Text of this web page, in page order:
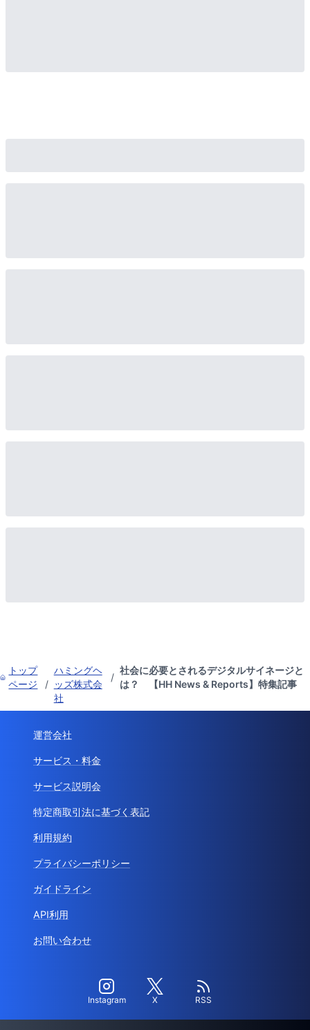
トップ
ページ
/
ハミングヘ
ッズ株式会
社
/
社会に必要とされるデジタルサイネージと
は？ 【HH News & Reports】特集記事
運営会社
サービス・料金
サービス説明会
特定商取引法に基づく表記
利用規約
プライバシーポリシー
ガイドライン
API利用
お問い合わせ
Instagram X RSS